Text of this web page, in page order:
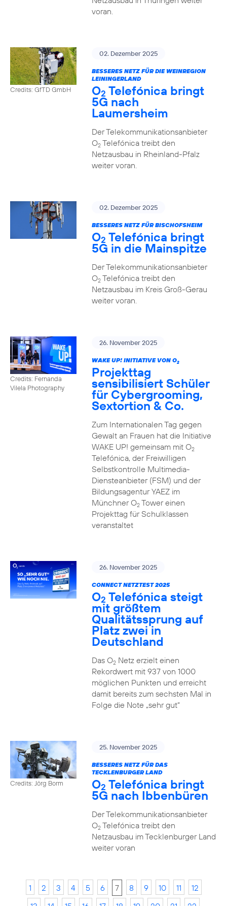
voran.
Credits: GfTD GmbH
02. Dezember 2025
BESSERES NETZ FÜR DIE WEINREGION
LEININGERLAND
O2 Telefónica bringt
5G nach
Laumersheim
Der Telekommunikationsanbieter
O2Telefónica treibt den
Netzausbau in Rheinland-Pfalz
weiter voran.
02. Dezember 2025
BESSERES NETZ FÜR BISCHOFSHEIM
O2 Telefónica bringt
5G in die Mainspitze
Der Telekommunikationsanbieter
O2Telefónica treibt den
Netzausbau im Kreis Groß-Gerau
weiter voran.
Credits: Fernanda
Vilela Photography
26. November 2025
WAKE UP! INITIATIVE VON O2
Projekttag
sensibilisiert Schüler
für Cybergrooming,
Sextortion & Co.
Zum Internationalen Tag gegen
Gewalt an Frauen hat die Initiative
WAKE UP! gemeinsam mit O2
Telefónica, der Freiwilligen
Selbstkontrolle Multimedia-
Diensteanbieter (FSM) und der
Bildungsagentur YAEZ im
Münchner O2Tower einen
Projekttag für Schulklassen
veranstaltet
26. November 2025
CONNECT NETZTEST 2025
O2 Telefónica steigt
mit größtem
Qualitätssprung auf
Platz zwei in
Deutschland
Das O2Netz erzielt einen
Rekordwert mit 937 von 1000
möglichen Punkten und erreicht
damit bereits zum sechsten Mal in
Folge die Note „sehr gut“
Credits: Jörg Borm
25. November 2025
BESSERES NETZ FÜR DAS
TECKLENBURGER LAND
O2 Telefónica bringt
5G nach Ibbenbüren
Der Telekommunikationsanbieter
O2Telefónica treibt den
Netzausbau im Tecklenburger Land
weiter voran
1 2 3 4 5 6 7 8 9 10 11
12